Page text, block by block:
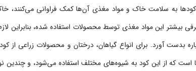
کودها به سلامت خاک و مواد مغذی آن‌ها کمک فراوانی می‌کنند،
بیشتر این مواد مغذی توسط محصولات استفاده شده، بنابراین
بدست آورد. برای انواع گیاهان، درختان و محصولات زراعی از
که از این کود به شیوه‌های مختلف استفاده می‌شود، و چندین